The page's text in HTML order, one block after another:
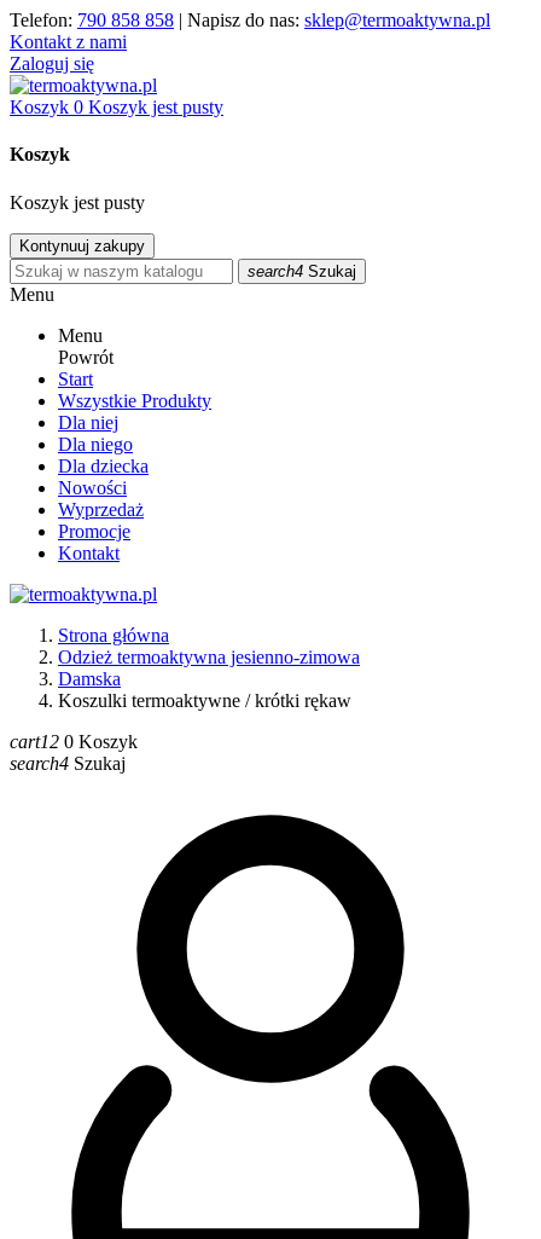
Telefon: 790 858 858 | Napisz do nas: sklep@termoaktywna.pl
Kontakt z nami
Zaloguj się
Koszyk 0 Koszyk jest pusty
Koszyk
Koszyk jest pusty
Kontynuuj zakupy
search4 Szukaj
Menu
Menu
Powrót
Start
Wszystkie Produkty
Dla niej
Dla niego
Dla dziecka
Nowości
Wyprzedaż
Promocje
Kontakt
Strona główna
Odzież termoaktywna jesienno-zimowa
Damska
Koszulki termoaktywne / krótki rękaw
cart12 0 Koszyk
search4 Szukaj